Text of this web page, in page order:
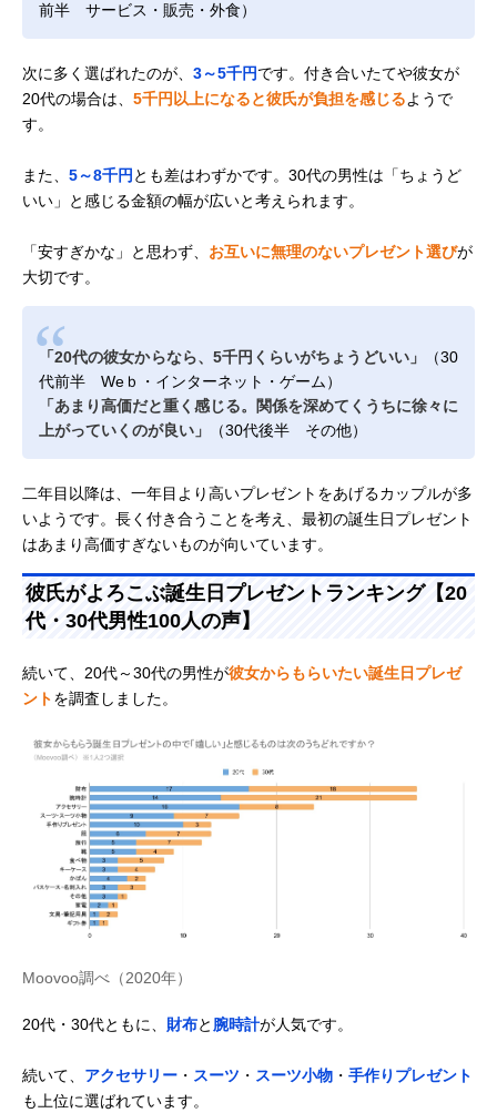
前半 サービス・販売・外食）
次に多く選ばれたのが、 3～5千円です。付き合いたてや彼女が
20代の場合は、 5千円以上になると彼氏が負担を感じるようで
す。
また、 5～8千円 とも差はわずかです。30代の男性は「ちょうど
いい」と感じる金額の幅が広いと考えられます。
「安すぎかな」と思わず、 お互いに無理のないプレゼント選びが
大切です。
「20代の彼女からなら、5千円くらいがちょうどいい」
（30
代前半 Weｂ・インターネット・ゲーム）
「あまり高価だと重く感じる。関係を深めてくうちに徐々に
上がっていくのが良い」
（30代後半 その他）
二年目以降は、一年目より高いプレゼントをあげるカップルが多
いようです。長く付き合うことを考え、最初の誕生日プレゼント
はあまり高価すぎないものが向いています。
彼氏がよろこぶ誕生日プレゼントランキング【20
代・30代男性100人の声】
続いて、20代～30代の男性が彼女からもらいたい誕生日プレゼ
ントを調査しました。
Moovoo調べ（2020年）
20代・30代ともに、 財布と 腕時計が人気です。
続いて、 アクセサリー ・ スーツ ・ スーツ小物 ・ 手作りプレゼント
も上位に選ばれています。